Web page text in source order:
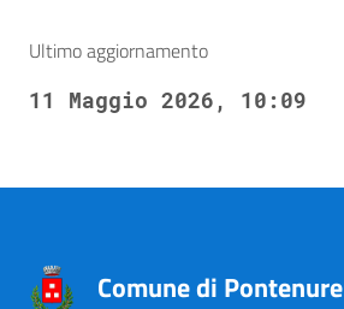
Ultimo aggiornamento
11 Maggio 2026, 10:09
Comune di Pontenure